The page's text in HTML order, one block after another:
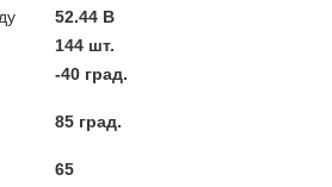
52.44 В
144 шт.
-40 град.
85 град.
65